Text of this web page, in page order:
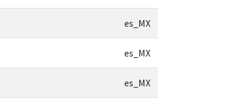
es_MX
es_MX
es_MX